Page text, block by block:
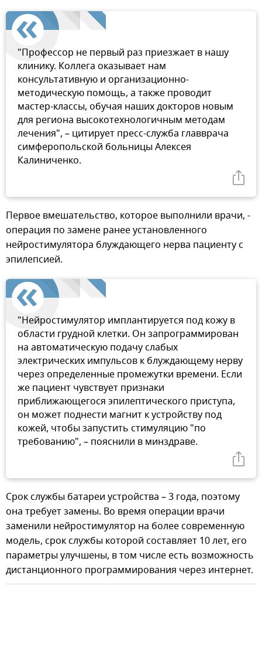
"Профессор не первый раз приезжает в нашу
клинику. Коллега оказывает нам
консультативную и организационно-
методическую помощь, а также проводит
мастер-классы, обучая наших докторов новым
для региона высокотехнологичным методам
лечения", – цитирует пресс-служба главврача
симферопольской больницы Алексея
Калиниченко.
Первое вмешательство, которое выполнили врачи, -
операция по замене ранее установленного
нейростимулятора блуждающего нерва пациенту с
эпилепсией.
"Нейростимулятор имплантируется под кожу в
области грудной клетки. Он запрограммирован
на автоматическую подачу слабых
электрических импульсов к блуждающему нерву
через определенные промежутки времени. Если
же пациент чувствует признаки
приближающегося эпилептического приступа,
он может поднести магнит к устройству под
кожей, чтобы запустить стимуляцию "по
требованию", – пояснили в минздраве.
Срок службы батареи устройства – 3 года, поэтому
она требует замены. Во время операции врачи
заменили нейростимулятор на более современную
модель, срок службы которой составляет 10 лет, его
параметры улучшены, в том числе есть возможность
дистанционного программирования через интернет.